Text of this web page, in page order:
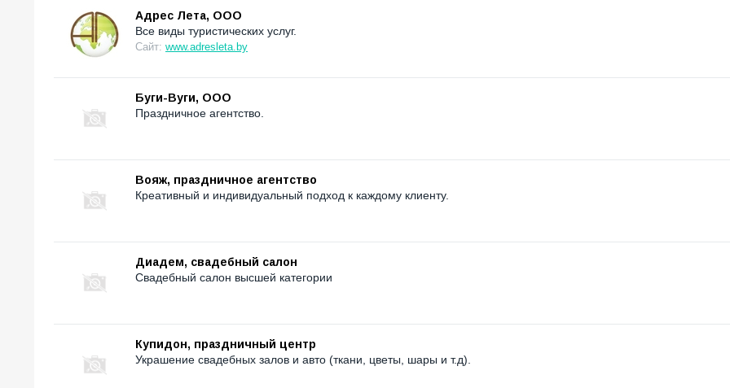
Адрес Лета, ООО
Все виды туристических услуг.
Сайт: www.adresleta.by
Буги-Вуги, ООО
Праздничное агентство.
Вояж, праздничное агентство
Креативный и индивидуальный подход к каждому клиенту.
Диадем, свадебный салон
Свадебный салон высшей категории
Купидон, праздничный центр
Украшение свадебных залов и авто (ткани, цветы, шары и т.д).